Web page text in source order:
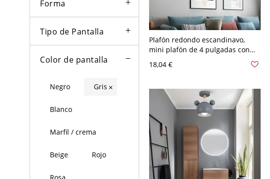
Forma
Tipo de Pantalla
Color de pantalla
Negro Gris ×
Blanco
Marfil / crema
Beige Rojo
Rosa
Plafón redondo escandinavo,
mini plafón de 4 pulgadas con
detalle de madera para pasillo -
110 A 120 V Gris
18,04 €